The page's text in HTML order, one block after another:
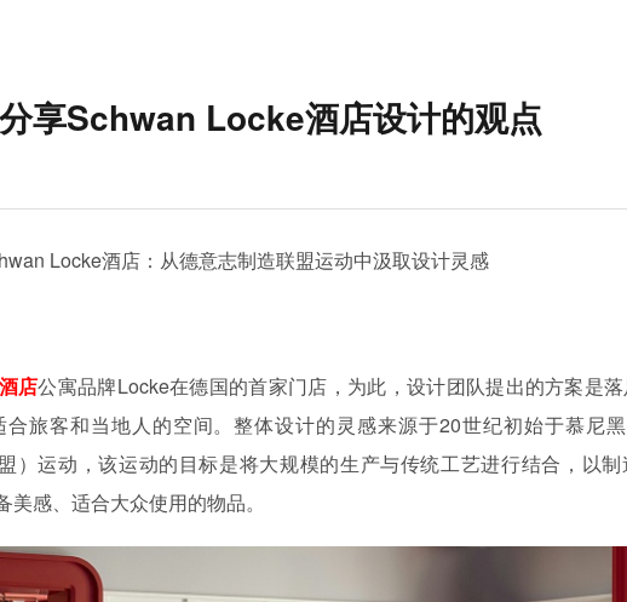
享Schwan Locke酒店设计的观点
Locke酒店：从德意志制造联盟运动中汲取设计灵感
酒店公寓品牌Locke在德国的首家门店，为此，设计团队提出的方案是
旅客和当地人的空间。整体设计的灵感来源于20世纪初始于慕尼黑
）运动，该运动的目标是将大规模的生产与传统工艺进行结合，以
感、适合大众使用的物品。